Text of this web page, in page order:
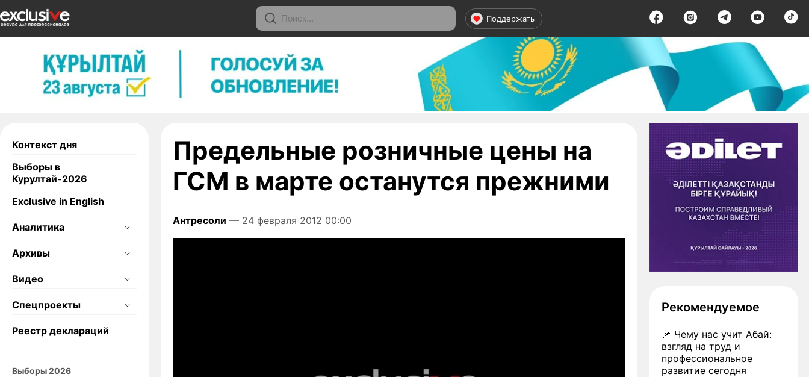
Поддержать
Контекст дня
Выборы в
Курултай-2026
Exclusive in English
Аналитика
Архивы
Видео
Спецпроекты
Реестр деклараций
Выборы 2026
Предельные розничные цены на
ГСМ в марте останутся прежними
Антресоли — 24 февраля 2012 00:00
Рекомендуемое
📌 Чему нас учит Абай:
взгляд на труд и
профессиональное
развитие сегодня